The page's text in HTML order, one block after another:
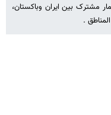
مشترک بین ایران وباکستان،
.